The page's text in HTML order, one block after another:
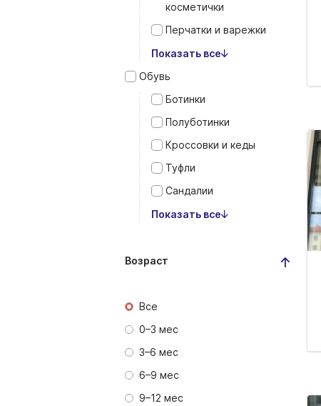
косметички
Перчатки и варежки
Показать все
Обувь
Ботинки
Полуботинки
Кроссовки и кеды
Туфли
Сандалии
Показать все
Возраст
Все
0–3 мес
3–6 мес
6–9 мес
9–12 мес